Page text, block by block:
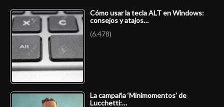
Cómo usar la tecla ALT en Windows:
consejos y atajos…
(6.478)
La campaña ‘Minimomentos’ de
Lucchetti:…